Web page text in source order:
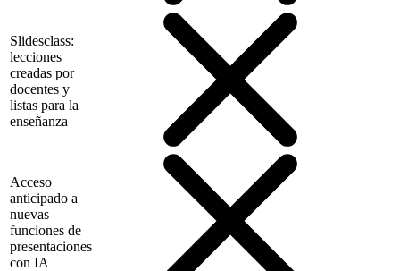
Slidesclass:
lecciones
creadas por
docentes y
listas para la
enseñanza
Acceso
anticipado a
nuevas
funciones de
presentaciones
con IA